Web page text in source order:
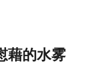
藉的水雾